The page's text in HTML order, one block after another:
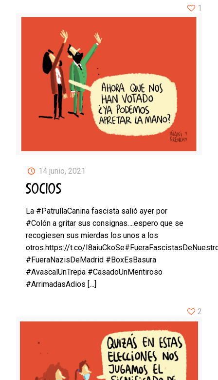
14 junio, 2021
SOCIOS
La #PatrullaCanina fascista salió ayer por
#Colón a gritar sus consignas….espero que se
recogiesen sus mierdas los unos a los
otros.https://t.co/
#FueraNazisDeMadrid #BoxEsBasura
#AvascalUnTrepa #CasadoUnMentiroso
#ArrimadasAdios […]
1
2